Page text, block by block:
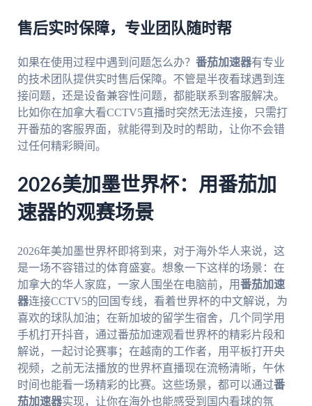
售后实时保障，专业团队随时帮
如果在使用过程中遇到问题怎么办？ 番茄加速器有专业
的技术团队提供实时售后保障。不管是半夜看球遇到连
接问题，还是设备兼容性问题，都能联系到客服解决。
比如你在加拿大看CCTV5直播时突然无法连接，只需打
开番茄的客服界面，就能得到及时的帮助，让你不会错
过任何精彩瞬间。
2026美加墨世界杯：用番茄加
速器的观赛场景
2026年美加墨世界杯即将到来，对于海外华人来说，这
是一场不容错过的体育盛宴。想象一下这样的场景：在
加拿大的华人家庭，一家人围坐在电脑前，用番茄加速
器连接CCTV5的回国专线，看着世界杯的中文解说，为
喜欢的球队加油；在新加坡的留学生宿舍，几个同学用
手机打开抖音，通过番茄加速观看世界杯的精彩片段和
解说，一起讨论赛事；在越南的工作者，用平板打开央
视频，之前无法播放的世界杯直播现在流畅清晰，午休
时间也能看一场精彩的比赛。这些场景，都可以通过番
茄加速器实现，让你在海外也能感受到国内看球的氛